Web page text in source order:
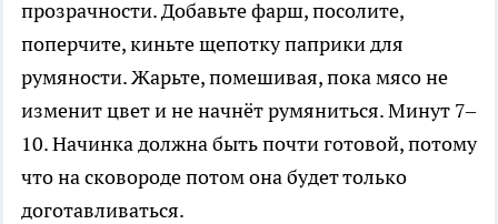
прозрачности. Добавьте фарш, посолите,
поперчите, киньте щепотку паприки для
румяности. Жарьте, помешивая, пока мясо не
изменит цвет и не начнёт румяниться. Минут 7–
10. Начинка должна быть почти готовой, потому
что на сковороде потом она будет только
доготавливаться.